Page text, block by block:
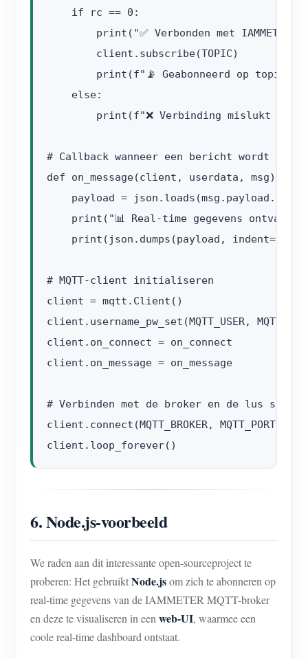
    if rc == 0:
print("✅ Verbonden met IAMMETER
        client.subscribe(TOPIC)
print(f"📡 Geabonneerd op topic:
    else:
print(f"❌ Verbinding mislukt met
# Callback wanneer een bericht wordt
def on_message(client, userdata, msg):
payload =
print("📊 Real-time gegevens
print(json.dumps(payload, indent=2,
# MQTT-client initialiseren
client = mqtt.Client()
client.username_pw_set(MQTT_USER,
client.on_connect = on_connect
client.on_message = on_message
# Verbinden met de broker en de lus
client.connect(MQTT_BROKER, MQTT_PORT, 60)
6. Node.js-voorbeeld
We raden aan dit interessante open-sourceproject te
proberen: Het gebruiktNode.jsom zich te abonneren op
real-time gegevens van de IAMMETER MQTT-broker
en deze te visualiseren in een web-UI, waarmee een
coole real-time dashboard ontstaat.